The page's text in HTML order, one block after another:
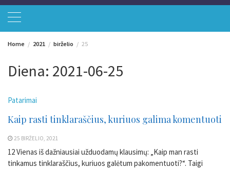
Home 2021 birželio 25
Diena: 2021-06-25
Patarimai
Kaip rasti tinklaraščius, kuriuos galima komentuoti
25 BIRŽELIO, 2021
12 Vienas iš dažniausiai užduodamų klausimų: „Kaip man rasti
tinkamus tinklaraščius, kuriuos galėtum pakomentuoti?“. Taigi